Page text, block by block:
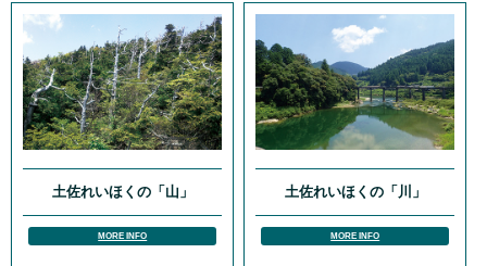
土佐れいほくの「山」
MORE INFO
土佐れいほくの「川」
MORE INFO